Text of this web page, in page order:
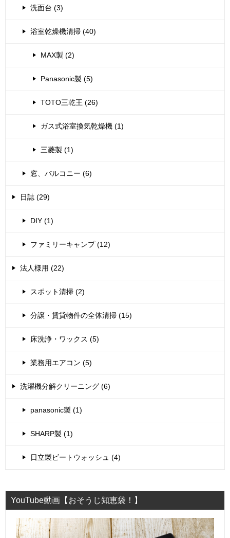
洗面台 (3)
浴室乾燥機清掃 (40)
MAX製 (2)
Panasonic製 (5)
TOTO三乾王 (26)
ガス式浴室換気乾燥機 (1)
三菱製 (1)
窓、バルコニー (6)
日誌 (29)
DIY (1)
ファミリーキャンプ (12)
法人様用 (22)
スポット清掃 (2)
分譲・賃貸物件の全体清掃 (15)
床洗浄・ワックス (5)
業務用エアコン (5)
洗濯機分解クリーニング (6)
panasonic製 (1)
SHARP製 (1)
日立製ビートウォッシュ (4)
YouTube動画【おそうじ知恵袋！】